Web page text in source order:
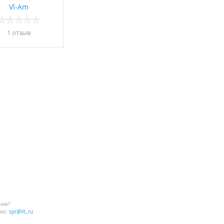
Vl-Am
1 отзыв
spr@VL.ru